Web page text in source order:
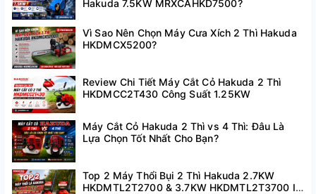
Hakuda 7.5KW MRXCAHKD7500?
Vì Sao Nên Chọn Máy Cưa Xích 2 Thì Hakuda
HKDMCX5200?
Review Chi Tiết Máy Cắt Cỏ Hakuda 2 Thì
HKDMCC2T430 Công Suất 1.25KW
Máy Cắt Cỏ Hakuda 2 Thì vs 4 Thì: Đâu Là
Lựa Chọn Tốt Nhất Cho Bạn?
Top 2 Máy Thổi Bụi 2 Thì Hakuda 2.7KW
HKDMTL2T2700 & 3.7KW HKDMTL2T3700 I